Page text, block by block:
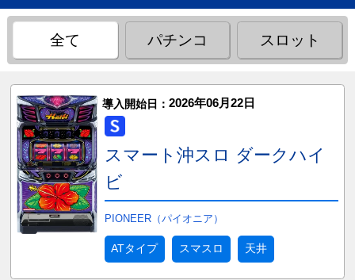
全て パチンコ スロット
導入開始日： 2026年06月22日
スマート沖スロ ダークハイ
ビ
PIONEER（パイオニア）
ATタイプ スマスロ 天井